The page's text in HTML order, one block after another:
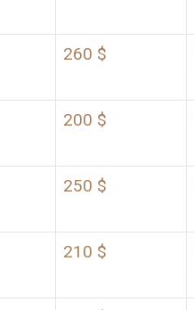
260 $
200 $
250 $
210 $